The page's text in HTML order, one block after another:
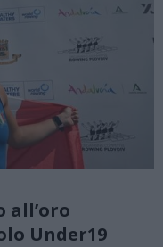
all’oro
Under19